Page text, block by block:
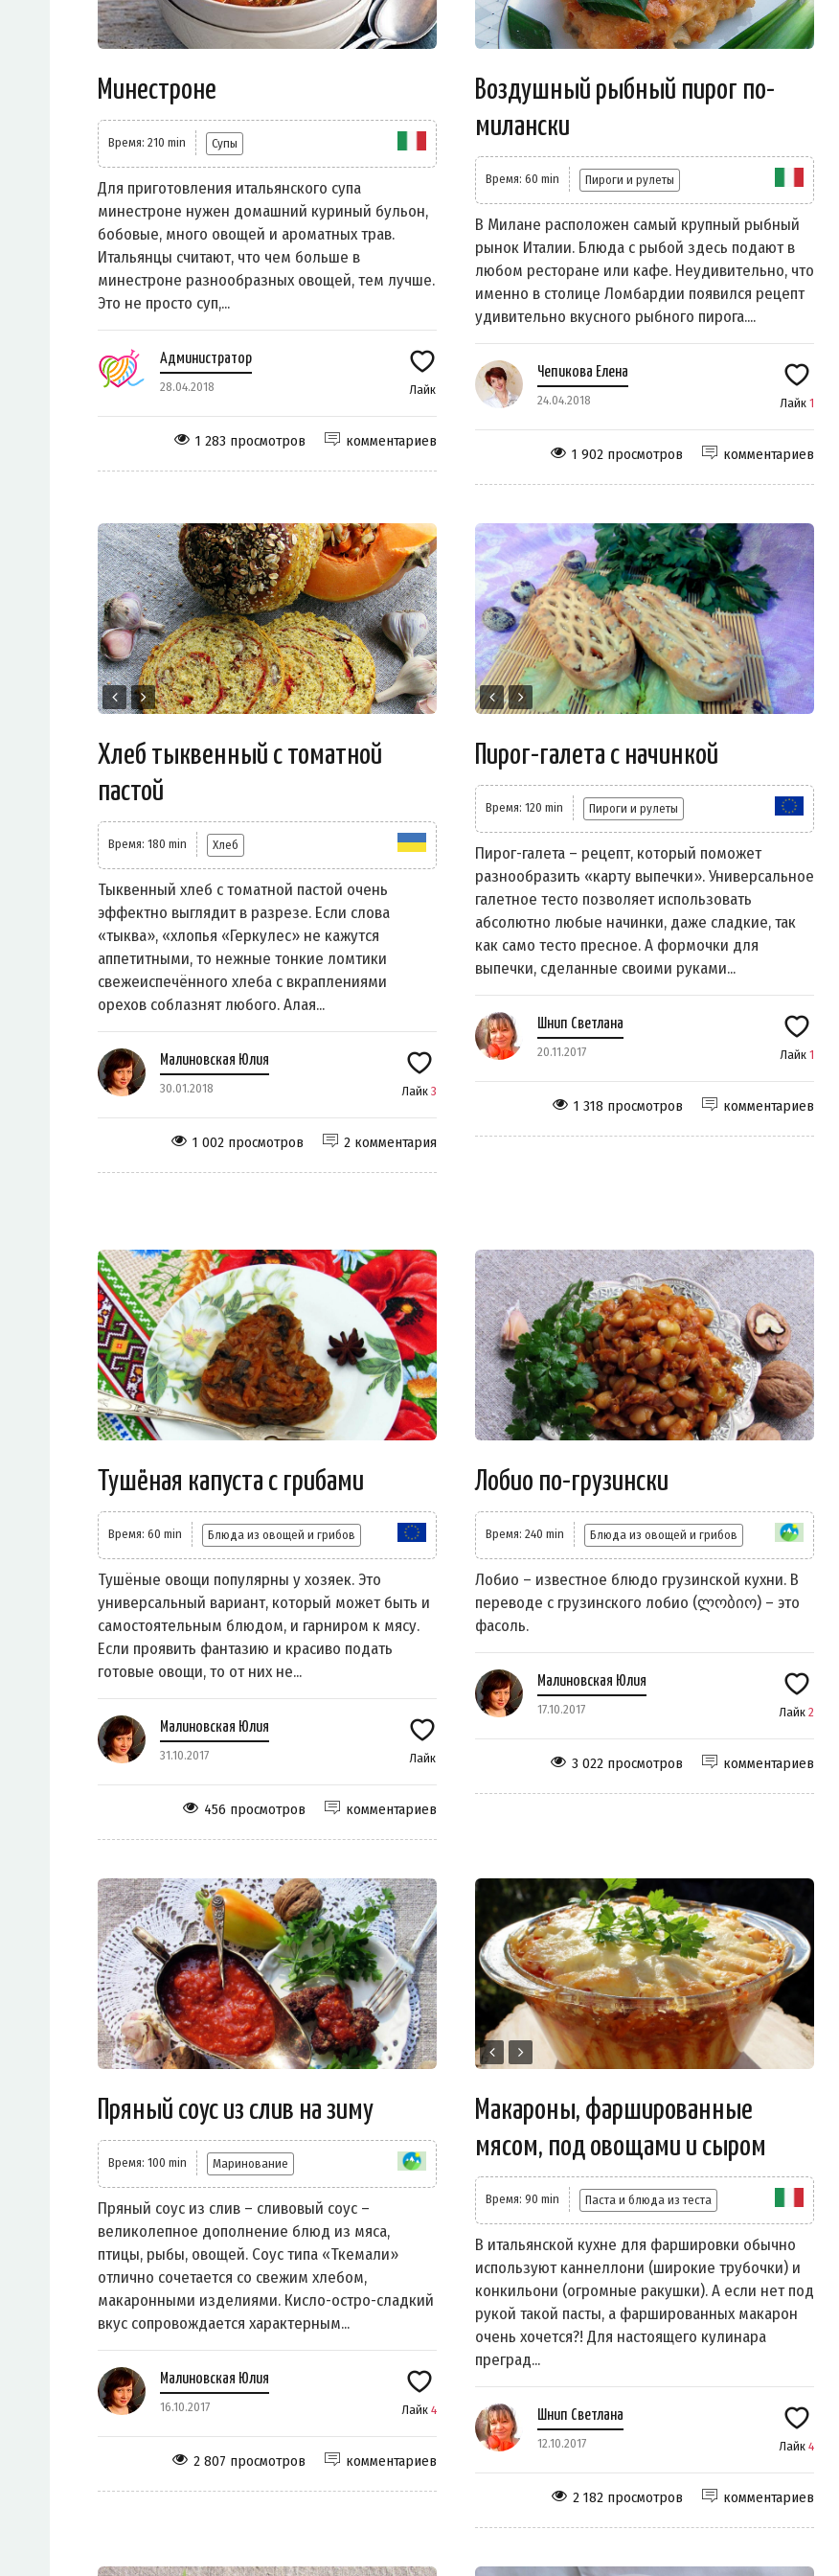
Минестроне
Время: 210 min Супы
Для приготовления итальянского супа
минестроне нужен домашний куриный бульон,
бобовые, много овощей и ароматных трав.
Итальянцы считают, что чем больше в
минестроне разнообразных овощей, тем лучше.
Это не просто суп,...
Администратор
28.04.2018 Лайк
комментариев
1 283 просмотров
Воздушный рыбный пирог по-
милански
Время: 60 min Пироги и рулеты
В Милане расположен самый крупный рыбный
рынок Италии. Блюда с рыбой здесь подают в
любом ресторане или кафе. Неудивительно, что
именно в столице Ломбардии появился рецепт
удивительно вкусного рыбного пирога....
Чепикова Елена
24.04.2018 Лайк 1
комментариев
1 902 просмотров
Хлеб тыквенный с томатной
пастой
Время: 180 min Хлеб
Тыквенный хлеб с томатной пастой очень
эффектно выглядит в разрезе. Если слова
«тыква», «хлопья «Геркулес» не кажутся
аппетитными, то нежные тонкие ломтики
свежеиспечённого хлеба с вкраплениями
орехов соблазнят любого. Алая...
Малиновская Юлия
30.01.2018 Лайк 3
2 комментария
1 002 просмотров
Пирог-галета с начинкой
Время: 120 min Пироги и рулеты
Пирог-галета – рецепт, который поможет
разнообразить «карту выпечки». Универсальное
галетное тесто позволяет использовать
абсолютно любые начинки, даже сладкие, так
как само тесто пресное. А формочки для
выпечки, сделанные своими руками...
Шнип Светлана
20.11.2017 Лайк 1
комментариев
1 318 просмотров
Тушёная капуста с грибами
Время: 60 min Блюда из овощей и грибов
Тушёные овощи популярны у хозяек. Это
универсальный вариант, который может быть и
самостоятельным блюдом, и гарниром к мясу.
Если проявить фантазию и красиво подать
готовые овощи, то от них не...
Малиновская Юлия
31.10.2017 Лайк
комментариев
456 просмотров
Лобио по-грузински
Время: 240 min Блюда из овощей и грибов
Лобио – известное блюдо грузинской кухни. В
переводе с грузинского лобио (ლობიო) – это
фасоль.
Малиновская Юлия
17.10.2017 Лайк 2
комментариев
3 022 просмотров
Пряный соус из слив на зиму
Время: 100 min Маринование
Пряный соус из слив – сливовый соус –
великолепное дополнение блюд из мяса,
птицы, рыбы, овощей. Соус типа «Ткемали»
отлично сочетается со свежим хлебом,
макаронными изделиями. Кисло-остро-сладкий
вкус сопровождается характерным...
Малиновская Юлия
16.10.2017 Лайк 4
комментариев
2 807 просмотров
Макароны, фаршированные
мясом, под овощами и сыром
Время: 90 min Паста и блюда из теста
В итальянской кухне для фаршировки обычно
используют каннеллони (широкие трубочки) и
конкильони (огромные ракушки). А если нет под
рукой такой пасты, а фаршированных макарон
очень хочется?! Для настоящего кулинара
преград...
Шнип Светлана
12.10.2017 Лайк 4
комментариев
2 182 просмотров